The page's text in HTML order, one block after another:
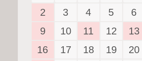
2
3 4 5 6
9
10 11 12 13
16
17 18 19 20